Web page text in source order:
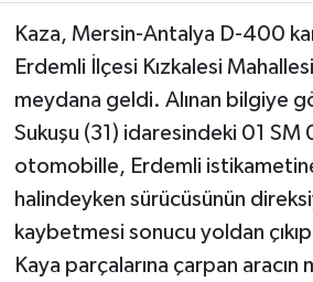
Kaza, Mersin-Antalya D-400
Erdemli İlçesi Kızkalesi
meydana geldi. Alınan bilgiye
Sukuşu (31) idaresindeki 01 SM
otomobille, Erdemli
halindeyken sürücüsünün
kaybetmesi sonucu yoldan
Kaya parçalarına çarpan aracın